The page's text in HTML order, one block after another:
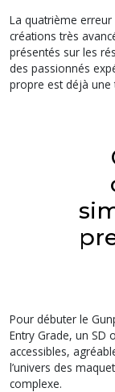
La quatrième
créations très
présentés sur les
des passionnés
propre est déjà une
Pour débuter le
Entry Grade, un SD
accessibles,
l’univers des
complexe.